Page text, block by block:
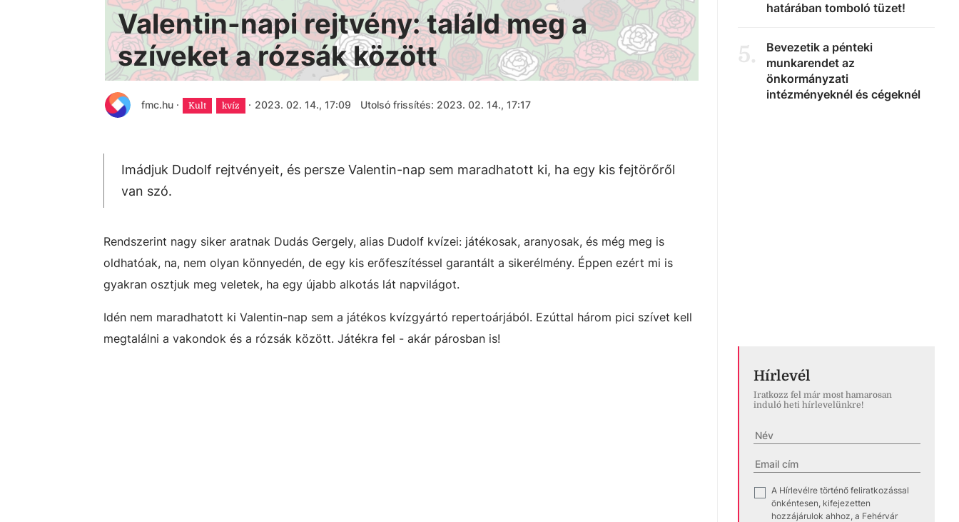
Valentin-napi rejtvény: találd meg a
szíveket a rózsák között
fmc.hu · Kult kvíz · 2023. 02. 14., 17:09 Utolsó frissítés: 2023. 02. 14., 17:17
Imádjuk Dudolf rejtvényeit, és persze Valentin-nap sem maradhatott ki, ha egy kis fejtörőről
van szó.
Rendszerint nagy siker aratnak Dudás Gergely, alias Dudolf kvízei: játékosak, aranyosak, és még meg is
oldhatóak, na, nem olyan könnyedén, de egy kis erőfeszítéssel garantált a sikerélmény. Éppen ezért mi is
gyakran osztjuk meg veletek, ha egy újabb alkotás lát napvilágot.
Idén nem maradhatott ki Valentin-nap sem a játékos kvízgyártó repertoárjából. Ezúttal három pici szívet kell
megtalálni a vakondok és a rózsák között. Játékra fel - akár párosban is!
határában tomboló tüzet!
5.
Bevezetik a pénteki
munkarendet az
önkormányzati
intézményeknél és cégeknél
Hírlevél
Iratkozz fel már most hamarosan
induló heti hírlevelünkre!
✓
A Hírlevélre történő feliratkozással
önkéntesen, kifejezetten
hozzájárulok ahhoz, a Fehérvár